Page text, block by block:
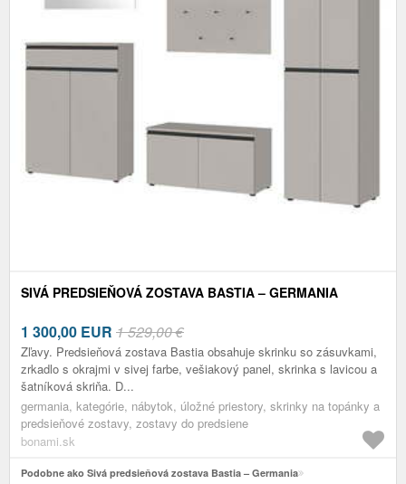
SIVÁ PREDSIEŇOVÁ ZOSTAVA BASTIA – GERMANIA
1 300,00 EUR 1 529,00 €
Zľavy. Predsieňová zostava Bastia obsahuje skrinku so zásuvkami,
zrkadlo s okrajmi v sivej farbe, vešiakový panel, skrinka s lavicou a
šatníková skriňa. D...
germania, kategórie, nábytok, úložné priestory, skrinky na topánky a
predsieňové zostavy, zostavy do predsiene
bonami.sk
Podobne ako Sivá predsieňová zostava Bastia – Germania